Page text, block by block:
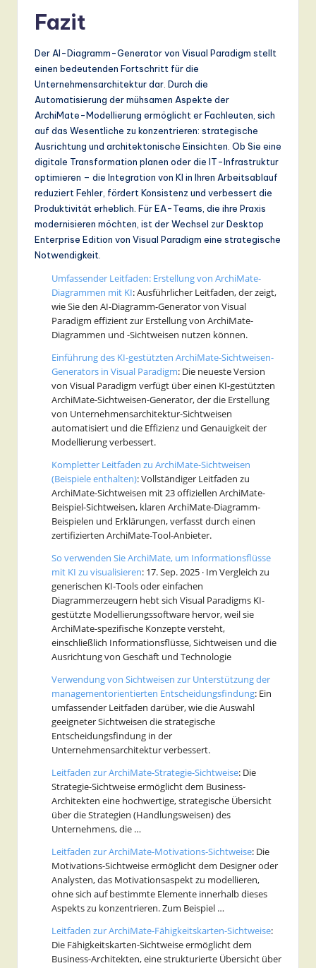
Fazit
Der AI-Diagramm-Generator von Visual Paradigm stellt
einen bedeutenden Fortschritt für die
Unternehmensarchitektur dar. Durch die
Automatisierung der mühsamen Aspekte der
ArchiMate-Modellierung ermöglicht er Fachleuten, sich
auf das Wesentliche zu konzentrieren: strategische
Ausrichtung und architektonische Einsichten. Ob Sie eine
digitale Transformation planen oder die IT-Infrastruktur
optimieren – die Integration von KI in Ihren Arbeitsablauf
reduziert Fehler, fördert Konsistenz und verbessert die
Produktivität erheblich. Für EA-Teams, die ihre Praxis
modernisieren möchten, ist der Wechsel zur Desktop
Enterprise Edition von Visual Paradigm eine strategische
Notwendigkeit.
Umfassender Leitfaden: Erstellung von ArchiMate-
Diagrammen mit KI: Ausführlicher Leitfaden, der zeigt,
wie Sie den AI-Diagramm-Generator von Visual
Paradigm effizient zur Erstellung von ArchiMate-
Diagrammen und -Sichtweisen nutzen können.
Einführung des KI-gestützten ArchiMate-Sichtweisen-
Generators in Visual Paradigm: Die neueste Version
von Visual Paradigm verfügt über einen KI-gestützten
ArchiMate-Sichtweisen-Generator, der die Erstellung
von Unternehmensarchitektur-Sichtweisen
automatisiert und die Effizienz und Genauigkeit der
Modellierung verbessert.
Kompletter Leitfaden zu ArchiMate-Sichtweisen
(Beispiele enthalten): Vollständiger Leitfaden zu
ArchiMate-Sichtweisen mit 23 offiziellen ArchiMate-
Beispiel-Sichtweisen, klaren ArchiMate-Diagramm-
Beispielen und Erklärungen, verfasst durch einen
zertifizierten ArchiMate-Tool-Anbieter.
So verwenden Sie ArchiMate, um Informationsflüsse
mit KI zu visualisieren: 17. Sep. 2025 · Im Vergleich zu
generischen KI-Tools oder einfachen
Diagrammerzeugern hebt sich Visual Paradigms KI-
gestützte Modellierungssoftware hervor, weil sie
ArchiMate-spezifische Konzepte versteht,
einschließlich Informationsflüsse, Sichtweisen und die
Ausrichtung von Geschäft und Technologie
Verwendung von Sichtweisen zur Unterstützung der
managementorientierten Entscheidungsfindung: Ein
umfassender Leitfaden darüber, wie die Auswahl
geeigneter Sichtweisen die strategische
Entscheidungsfindung in der
Unternehmensarchitektur verbessert.
Leitfaden zur ArchiMate-Strategie-Sichtweise: Die
Strategie-Sichtweise ermöglicht dem Business-
Architekten eine hochwertige, strategische Übersicht
über die Strategien (Handlungsweisen) des
Unternehmens, die …
Leitfaden zur ArchiMate-Motivations-Sichtweise: Die
Motivations-Sichtweise ermöglicht dem Designer oder
Analysten, das Motivationsaspekt zu modellieren,
ohne sich auf bestimmte Elemente innerhalb dieses
Aspekts zu konzentrieren. Zum Beispiel …
Leitfaden zur ArchiMate-Fähigkeitskarten-Sichtweise:
Die Fähigkeitskarten-Sichtweise ermöglicht dem
Business-Architekten, eine strukturierte Übersicht über